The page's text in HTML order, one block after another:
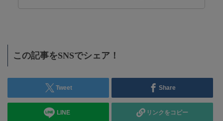
この記事をSNSでシェア！
Tweet Share
LINE リンクをコピー